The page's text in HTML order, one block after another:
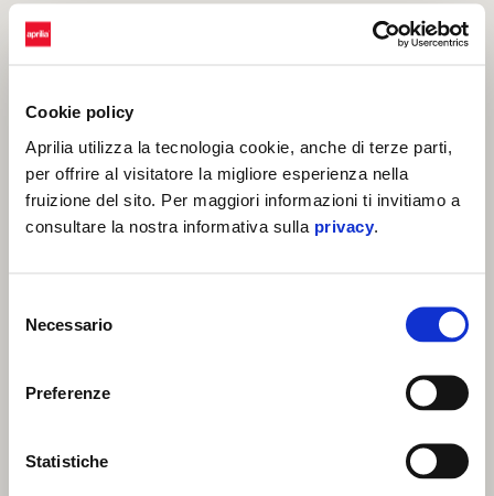
Cookie policy
Aprilia utilizza la tecnologia cookie, anche di terze parti,
per offrire al visitatore la migliore esperienza nella
fruizione del sito. Per maggiori informazioni ti invitiamo a
consultare la nostra informativa sulla privacy
delNecessario
Preferenze
Statistiche